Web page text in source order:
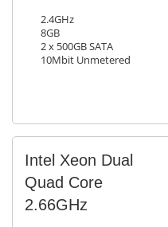
2.4GHz
8GB
2 x 500GB SATA
10Mbit Unmetered
Intel Xeon Dual
Quad Core
2.66GHz